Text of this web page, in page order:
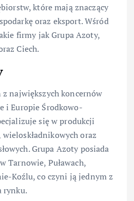
które mają znaczący
oraz eksport. Wśród
firmy jak Grupa Azoty,
Ciech.
największych koncernów
i Europie Środkowo-
się w produkcji
oraz
Grupa Azoty posiada
Tarnowie, Puławach,
Koźlu, co czyni ją jednym z
rynku.